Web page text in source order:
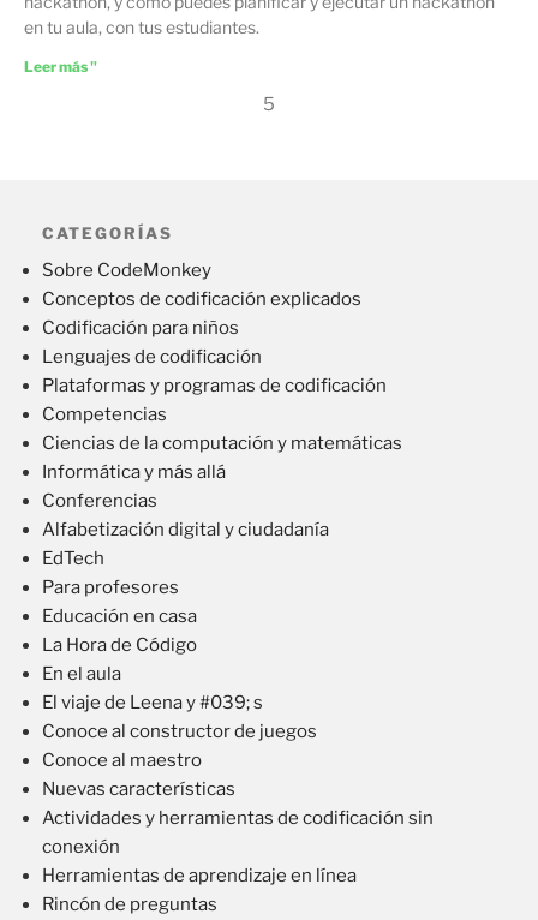
en tu aula, con tus estudiantes.
Leer más "
5
CATEGORÍAS
Sobre CodeMonkey
Conceptos de codificación explicados
Codificación para niños
Lenguajes de codificación
Plataformas y programas de codificación
Competencias
Ciencias de la computación y matemáticas
Informática y más allá
Conferencias
Alfabetización digital y ciudadanía
EdTech
Para profesores
Educación en casa
La Hora de Código
En el aula
El viaje de Leena y #039; s
Conoce al constructor de juegos
Conoce al maestro
Nuevas características
Actividades y herramientas de codificación sin
conexión
Herramientas de aprendizaje en línea
Rincón de preguntas